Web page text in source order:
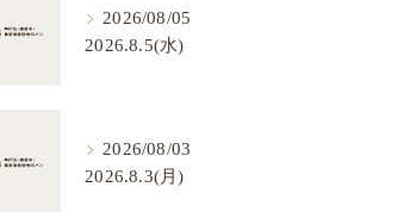
2026/08/05
2026.8.5(水)
2026/08/03
2026.8.3(月)